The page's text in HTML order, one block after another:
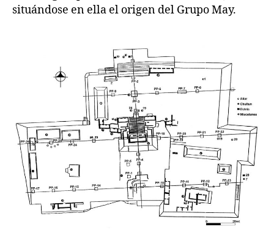
situándose en ella el origen del Grupo May.